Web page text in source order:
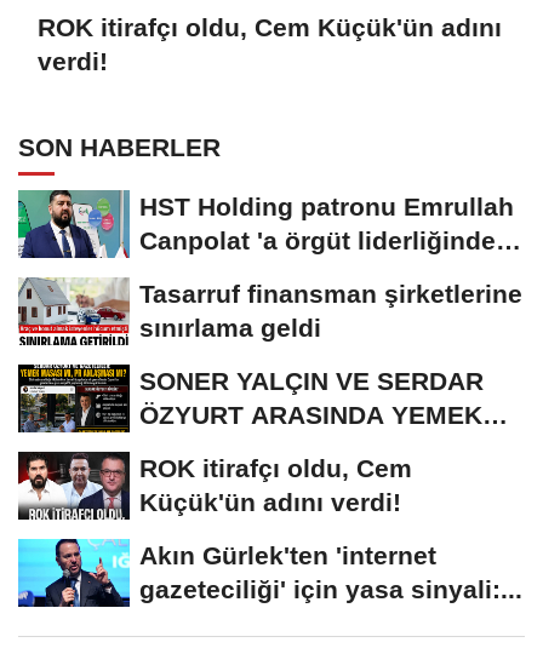
ROK itirafçı oldu, Cem Küçük'ün adını
verdi!
SON HABERLER
HST Holding patronu Emrullah
Canpolat 'a örgüt liderliğinden
Tasarruf finansman şirketlerine
sınırlama geldi
SONER YALÇIN VE SERDAR
ÖZYURT ARASINDA YEMEK
ROK itirafçı oldu, Cem
Küçük'ün adını verdi!
Akın Gürlek'ten 'internet
gazeteciliği' için yasa sinyali:...